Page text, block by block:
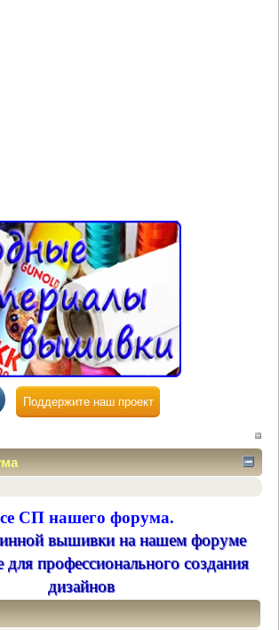
Поддержите наш проект
СП нашего форума.
вышивки на нашем форуме
для профессионального создания
дизайнов